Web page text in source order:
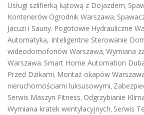
Usługi szlifierką kątową z Dojazdem,
Kontenerów Ogrodnik Warszawa,
Jacuzi i Sauny. Pogotowie Hydrauliczne
Automatyka, Inteligentne Sterowanie
wideodomofonów Warszawa, Wymiana
Warszawa. Smart Home Automation
Przed Dzikami, Montaż okapów
nieruchomościami luksusowymi,
Serwis Maszyn Fitness, Odgrzybianie
Wymiana kratek wentylacyjnych, Serwis